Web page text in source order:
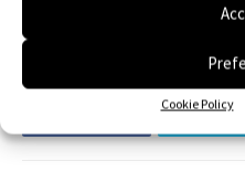
Cookie Policy